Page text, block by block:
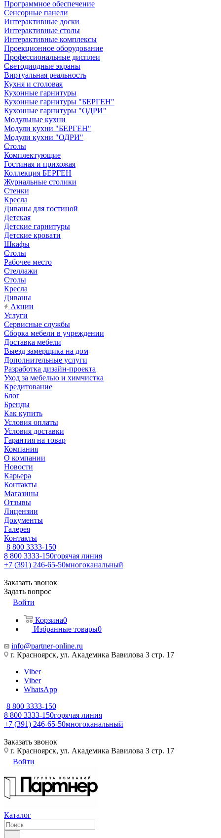
Программное обеспечение
Сенсорные панели
Интерактивные доски
Интерактивные столы
Интерактивные комплексы
Проекционное оборудование
Профессиональные дисплеи
Светодиодные экраны
Виртуальная реальность
Кухня и столовая
Кухонные гарнитуры
Кухонные гарнитуры "БЕРГЕН"
Кухонные гарнитуры "ОДРИ"
Модульные кухни
Модули кухни "БЕРГЕН"
Модули кухни "ОДРИ"
Столы
Комплектующие
Гостиная и прихожая
Коллекция БЕРГЕН
Журнальные столики
Стенки
Кресла
Диваны для гостиной
Детская
Детские гарнитуры
Детские кровати
Шкафы
Столы
Рабочее место
Стеллажи
Столы
Кресла
Диваны
Акции
Услуги
Сервисные службы
Сборка мебели в учреждении
Доставка мебели
Выезд замерщика на дом
Дополнительные услуги
Разработка дизайн-проекта
Уход за мебелью и химчистка
Кредитование
Блог
Бренды
Как купить
Условия оплаты
Условия доставки
Гарантия на товар
Компания
О компании
Новости
Карьера
Контакты
Магазины
Отзывы
Лицензии
Документы
Галерея
Контакты
8 800 3333-150
8 800 3333-150горячая линия
+7 (391) 246-65-50многоканальный
Заказать звонок
Задать вопрос
Войти
Корзина0
Избранные товары0
info@partner-online.ru
г. Красноярск, ул. Академика Вавилова 3 стр. 17
Viber
Viber
WhatsApp
8 800 3333-150
8 800 3333-150горячая линия
+7 (391) 246-65-50многоканальный
Заказать звонок
г. Красноярск, ул. Академика Вавилова 3 стр. 17
Войти
Каталог